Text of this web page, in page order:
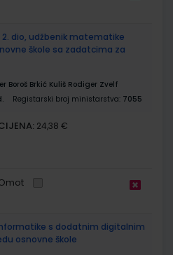
i 2. dio, udžbenik matematike
škole sa zadatcima za
Boroš Brkić Kuliš Rodiger Zvelf
Registarski broj ministarstva: 7055
24,38 €
s dodatnim digitalnim
osnovne škole